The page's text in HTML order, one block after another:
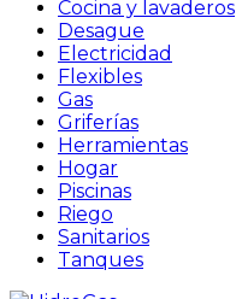
Cocina y lavaderos
Desague
Electricidad
Flexibles
Gas
Griferías
Herramientas
Hogar
Piscinas
Riego
Sanitarios
Tanques